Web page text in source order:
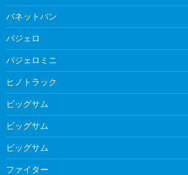
バネットバン
パジェロ
パジェロミニ
ヒノトラック
ビッグサム
ビッグサム
ビッグサム
ファイター